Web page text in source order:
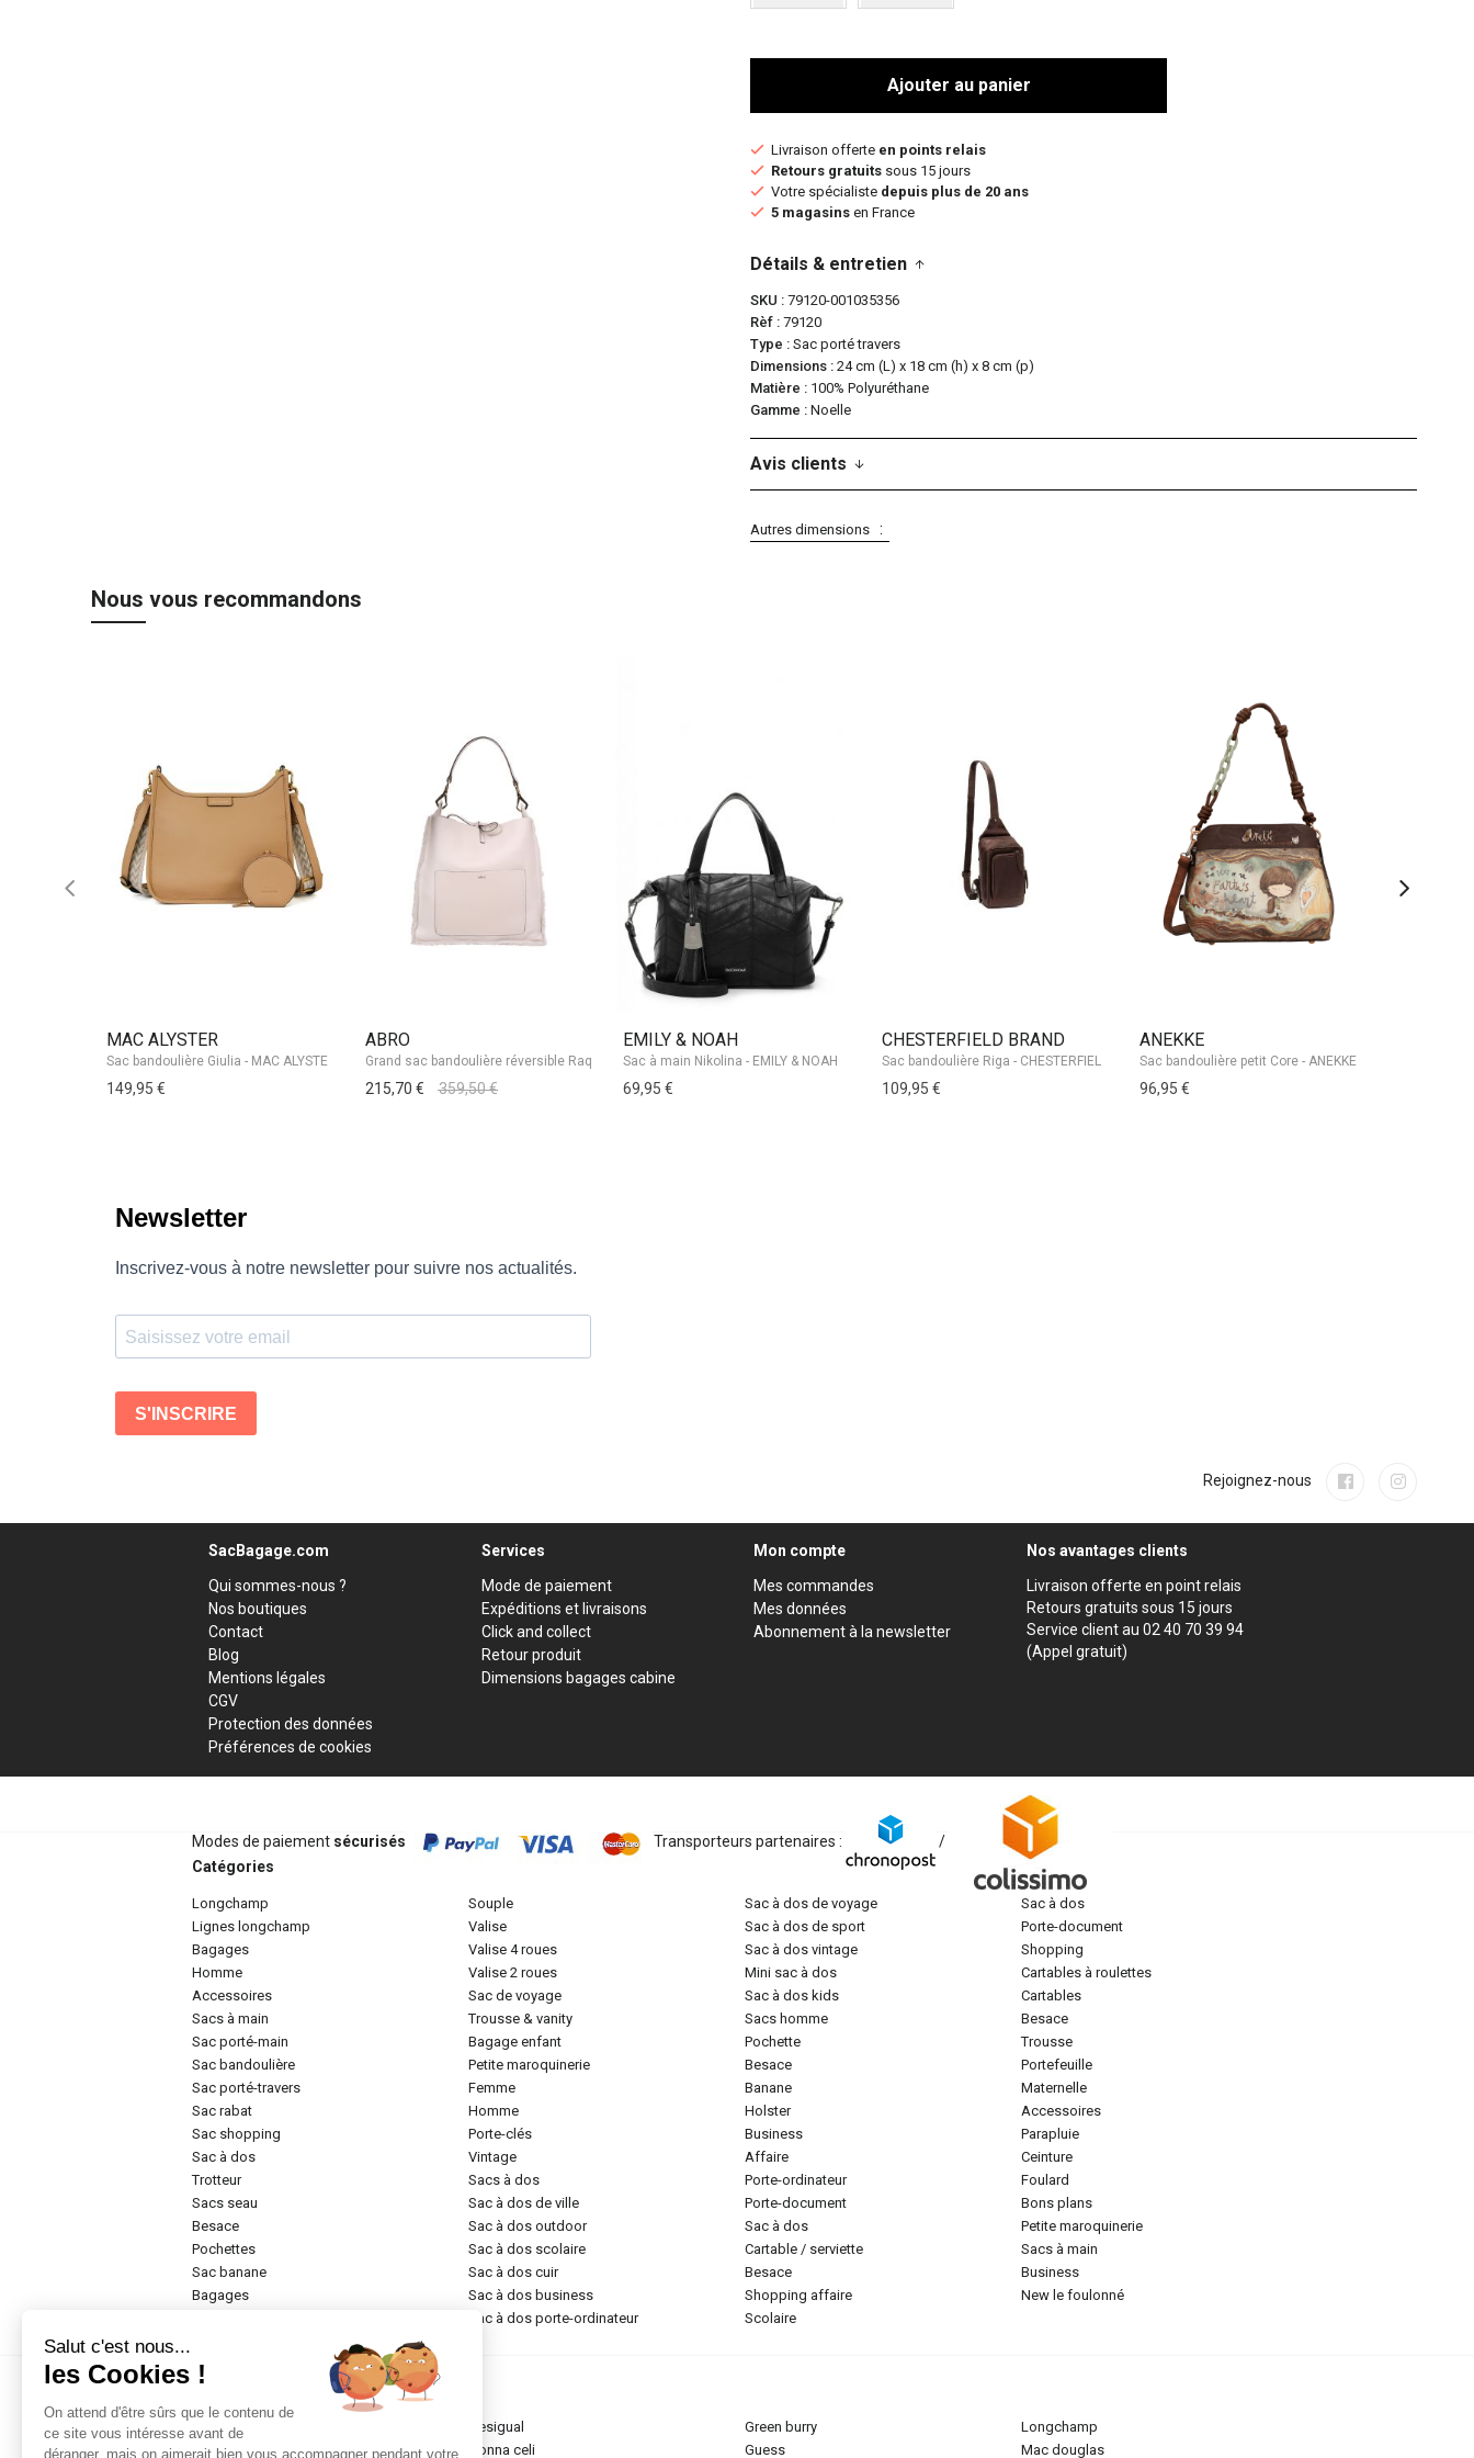
Ajouter au panier
Livraison offerte en points relais
Retours gratuits sous 15 jours
Votre spécialiste depuis plus de 20 ans
5 magasins en France
Détails & entretien
SKU
79120-001035356
Rèf
79120
Type
Sac porté travers
Dimensions
24 cm (L) x 18 cm (h) x 8 cm (p)
Matière
100% Polyuréthane
Gamme
Noelle
Avis clients
Autres dimensions
Nous vous recommandons
MAC ALYSTER
149,95 €
ABRO
215,70 € 359,50 €
EMILY & NOAH
Sac à main Nikolina - EMILY & NOAH
69,95 €
CHESTERFIELD BRAND
109,95 €
ANEKKE
Sac bandoulière petit Core - ANEKKE
96,95 €
Rejoignez-nous
SacBagage.com
Qui sommes-nous ?
Nos boutiques
Contact
Blog
Mentions légales
CGV
Protection des données
Préférences de cookies
Services
Mode de paiement
Expéditions et livraisons
Click and collect
Retour produit
Dimensions bagages cabine
Mon compte
Mes commandes
Mes données
Abonnement à la newsletter
Nos avantages clients
Livraison offerte en point relais
Retours gratuits sous 15 jours
Service client au 02 40 70 39 94
(Appel gratuit)
Modes de paiement sécurisés Transporteurs partenaires :
/
Catégories
longchamp
lignes longchamp
bagages
homme
accessoires
sacs à main
sac porté-main
sac bandoulière
sac porté-travers
sac rabat
sac shopping
sac à dos
trotteur
sacs seau
besace
pochettes
sac banane
bagages
souple
valise
valise 4 roues
valise 2 roues
sac de voyage
trousse & vanity
bagage enfant
petite maroquinerie
femme
homme
porte-clés
vintage
sacs à dos
sac à dos de ville
sac à dos outdoor
sac à dos scolaire
sac à dos cuir
sac à dos business
sac à dos porte-ordinateur
sac à dos de voyage
sac à dos de sport
sac à dos vintage
mini sac à dos
sac à dos kids
sacs homme
pochette
besace
banane
holster
business
affaire
porte-ordinateur
porte-document
sac à dos
cartable / serviette
besace
shopping affaire
scolaire
sac à dos
porte-document
shopping
cartables à roulettes
cartables
besace
trousse
portefeuille
maternelle
accessoires
parapluie
ceinture
foulard
bons plans
petite maroquinerie
sacs à main
business
new le foulonné
Marques
chesterfield brand
abro
desigual
donna celi
green burry
guess
longchamp
mac douglas
Salut c'est nous...
les Cookies !
On attend d'être sûrs que le contenu de
ce site vous intéresse avant de
déranger, mais on aimerait bien vous accompagner pendant votre